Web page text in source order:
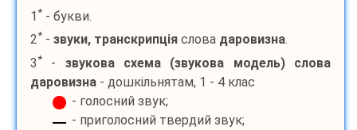
1 * - букви.
2* - звуки, транскрипція слова даровизна.
3* - звукова схема (звукова модель) слова
даровизна - дошкільнятам, 1 - 4 клас
- голосний звук;
- приголосний твердий звук;